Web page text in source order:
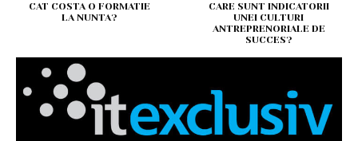
CAT COSTA O FORMATIE
LA NUNTA?
CARE SUNT INDICATORII
UNEI CULTURI
ANTREPRENORIALE DE
SUCCES?